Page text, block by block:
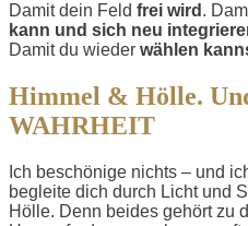
Damit dein Feld frei wird .
kann und sich neu
Damit du wieder wählen
Himmel & Hölle.
WAHRHEIT
Ich beschönige nichts – und
begleite dich durch Licht und
Hölle. Denn beides gehört zu